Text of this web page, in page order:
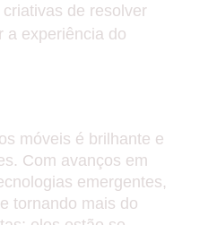
de resolver
a experiência do
móveis é brilhante e
Com avanços em
emergentes,
tornando mais do